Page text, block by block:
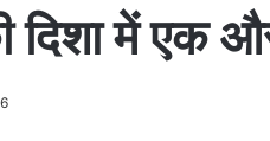
दिशा में एक